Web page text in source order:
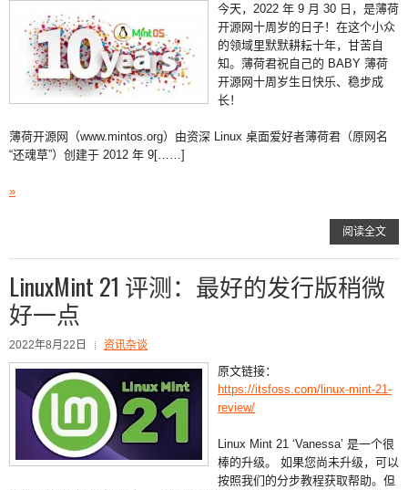
今天，2022 年 9 月 30 日，是薄荷
开源网十周岁的日子！在这个小众
的领域里默默耕耘十年，甘苦自
知。薄荷君祝自己的 BABY 薄荷
开源网十周岁生日快乐、稳步成
长！
薄荷开源网（www.mintos.org）由资深 Linux 桌面爱好者薄荷君（原网名
“还魂草”）创建于 2012 年 9[……]
»
阅读全文
LinuxMint 21 评测：最好的发行版稍微
好一点
2022年8月22日 资讯杂谈
原文链接：
https://itsfoss.com/linux-mint-21-
review/
Linux Mint 21 ‘Vanessa’ 是一个很
棒的升级。 如果您尚未升级，可以
按照我们的分步教程获取帮助。但